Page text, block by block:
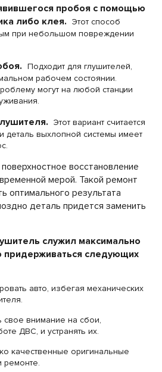
пробоя с помощью
либо клея. Этот способ
при небольшом повреждении
Подходит для глушителей,
рабочем состоянии.
могут на любой станции
Этот вариант считается
деталь выхлопной системы имеет
восстановление
мерой. Такой ремонт
оптимального результата
деталь придется заменить
служил максимально
придерживаться следующих
авто, избегая механических
внимание на сбои,
ДВС, и устранять их.
качественные оригинальные
ремонте.